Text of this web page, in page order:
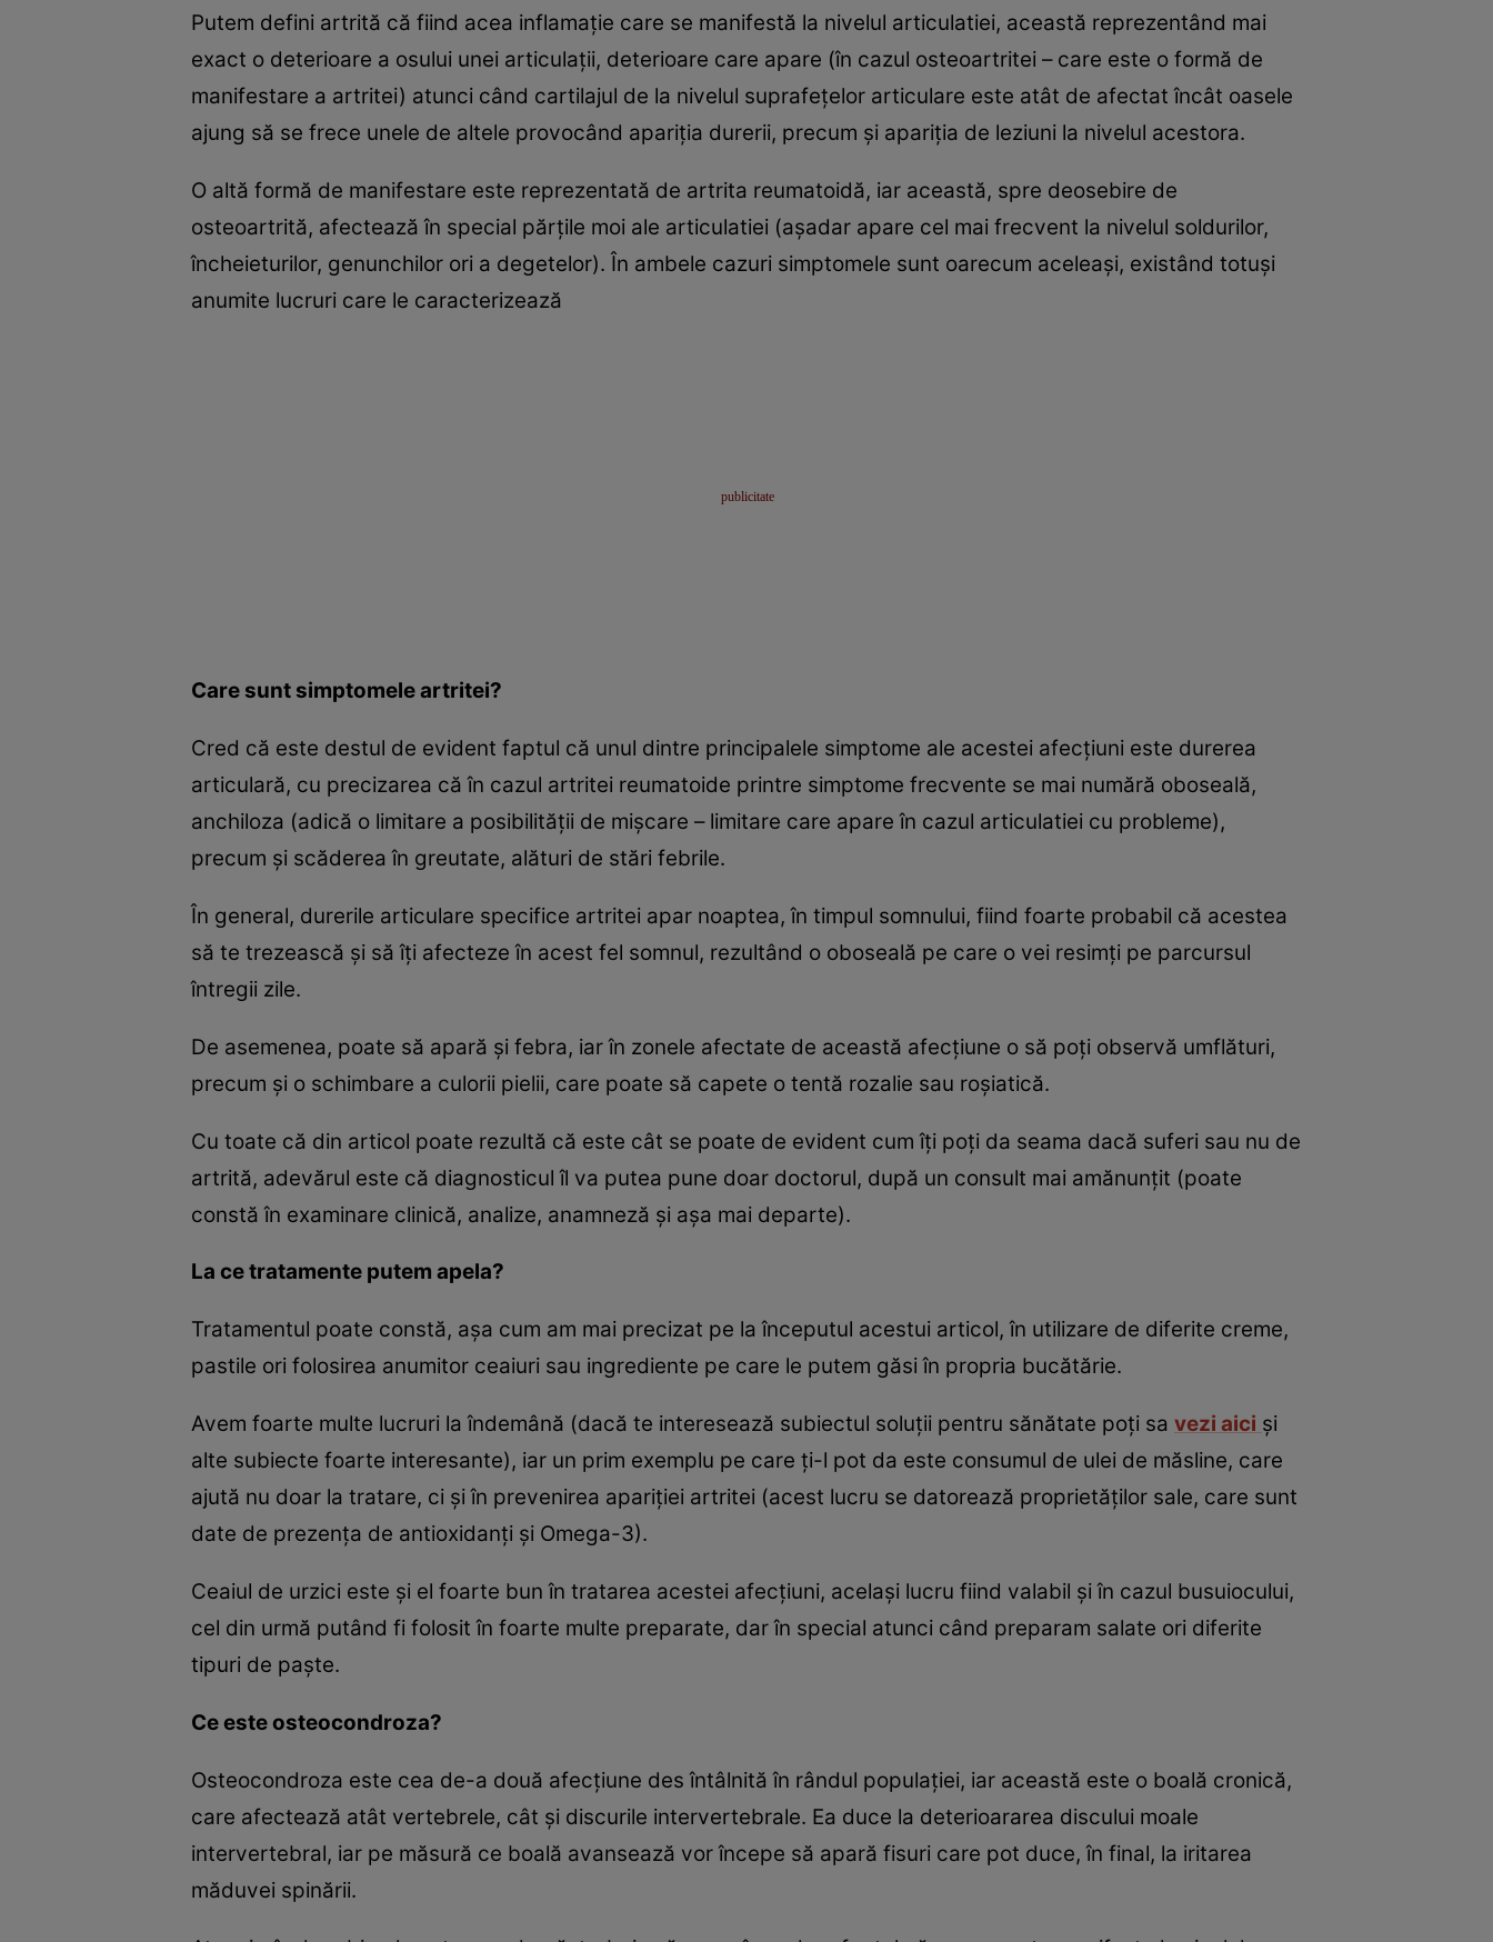
Putem defini artrită că fiind acea inflamaţie care se manifestă la nivelul articulatiei, această reprezentând mai
exact o deterioare a osului unei articulaţii, deterioare care apare (în cazul osteoartritei – care este o formă de
manifestare a artritei) atunci când cartilajul de la nivelul suprafeţelor articulare este atât de afectat încât oasele
ajung să se frece unele de altele provocând apariţia durerii, precum şi apariţia de leziuni la nivelul acestora.
O altă formă de manifestare este reprezentată de artrita reumatoidă, iar această, spre deosebire de
osteoartrită, afectează în special părţile moi ale articulatiei (aşadar apare cel mai frecvent la nivelul soldurilor,
încheieturilor, genunchilor ori a degetelor). În ambele cazuri simptomele sunt oarecum aceleaşi, existând totuşi
anumite lucruri care le caracterizează
Care sunt simptomele artritei?
Cred că este destul de evident faptul că unul dintre principalele simptome ale acestei afecţiuni este durerea
articulară, cu precizarea că în cazul artritei reumatoide printre simptome frecvente se mai numără oboseală,
anchiloza (adică o limitare a posibilităţii de mişcare – limitare care apare în cazul articulatiei cu probleme),
precum şi scăderea în greutate, alături de stări febrile.
În general, durerile articulare specifice artritei apar noaptea, în timpul somnului, fiind foarte probabil că acestea
să te trezească şi să îţi afecteze în acest fel somnul, rezultând o oboseală pe care o vei resimţi pe parcursul
întregii zile.
De asemenea, poate să apară şi febra, iar în zonele afectate de această afecţiune o să poţi observă umflături,
precum şi o schimbare a culorii pielii, care poate să capete o tentă rozalie sau roşiatică.
Cu toate că din articol poate rezultă că este cât se poate de evident cum îţi poţi da seama dacă suferi sau nu de
artrită, adevărul este că diagnosticul îl va putea pune doar doctorul, după un consult mai amănunţit (poate
constă în examinare clinică, analize, anamneză şi aşa mai departe).
La ce tratamente putem apela?
Tratamentul poate constă, aşa cum am mai precizat pe la începutul acestui articol, în utilizare de diferite creme,
pastile ori folosirea anumitor ceaiuri sau ingrediente pe care le putem găsi în propria bucătărie.
Avem foarte multe lucruri la îndemână (dacă te interesează subiectul soluţii pentru sănătate poţi sa vezi aici şi
alte subiecte foarte interesante), iar un prim exemplu pe care ţi-l pot da este consumul de ulei de măsline, care
ajută nu doar la tratare, ci şi în prevenirea apariţiei artritei (acest lucru se datorează proprietăţilor sale, care sunt
date de prezenţa de antioxidanţi şi Omega-3).
Ceaiul de urzici este şi el foarte bun în tratarea acestei afecţiuni, acelaşi lucru fiind valabil şi în cazul busuiocului,
cel din urmă putând fi folosit în foarte multe preparate, dar în special atunci când preparam salate ori diferite
tipuri de paşte.
Ce este osteocondroza?
Osteocondroza este cea de-a două afecţiune des întâlnită în rândul populaţiei, iar această este o boală cronică,
care afectează atât vertebrele, cât şi discurile intervertebrale. Ea duce la deterioararea discului moale
intervertebral, iar pe măsură ce boală avansează vor începe să apară fisuri care pot duce, în final, la iritarea
măduvei spinării.